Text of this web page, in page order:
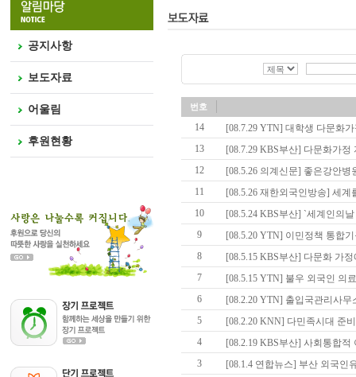
공지사항
보도자료
어울림
후원현황
번호
14
[08.7.29 YTN] 대학생 다문화
13
[08.7.29 KBS부산] 다문화가정
12
[08.5.26 의계신문] 좋은강안병
11
[08.5.26 재한외국인방송] 세계
10
[08.5.24 KBS부산] `세계인의
9
[08.5.20 YTN] 이민정책 통합
8
[08.5.15 KBS부산] 다문화 가
7
[08.5.15 YTN] 불우 외국인 의
6
[08.2.20 YTN] 출입국관리사
5
[08.2.20 KNN] 다민족시대 준
4
[08.2.19 KBS부산] 사회통합적
3
[08.1.4 연합뉴스] 부산 외국인